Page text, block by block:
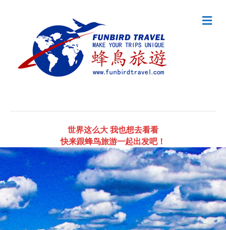
世界这么大 我也想去看看
快来跟蜂鸟旅游一起出发吧！